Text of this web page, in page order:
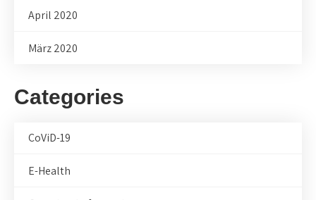
April 2020
März 2020
Categories
CoViD-19
E-Health